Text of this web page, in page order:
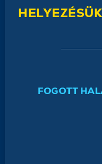
FOGOTT